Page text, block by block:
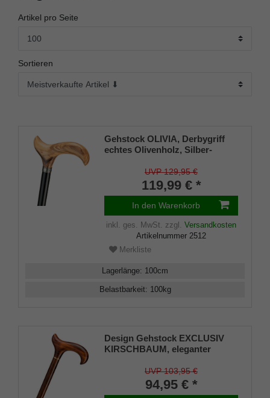
Artikel pro Seite
Sortieren
Gehstock OLIVIA, Derbygriff
echtes Olivenholz, Silber-
lackiertes Buchenholz,mit
Gummipuffer
UVP 129,95 €
119,99 € *
In den Warenkorb
inkl. ges. MwSt. zzgl. Versandkosten
Artikelnummer 2512
Merkliste
Lagerlänge: 100cm
Belastbarkeit: 100kg
Design Gehstock EXCLUSIV
KIRSCHBAUM, eleganter
feinem Kirschbaumholz,
Messingring, Länge 94 cm,
Gummipuffer
UVP 103,95 €
94,95 € *